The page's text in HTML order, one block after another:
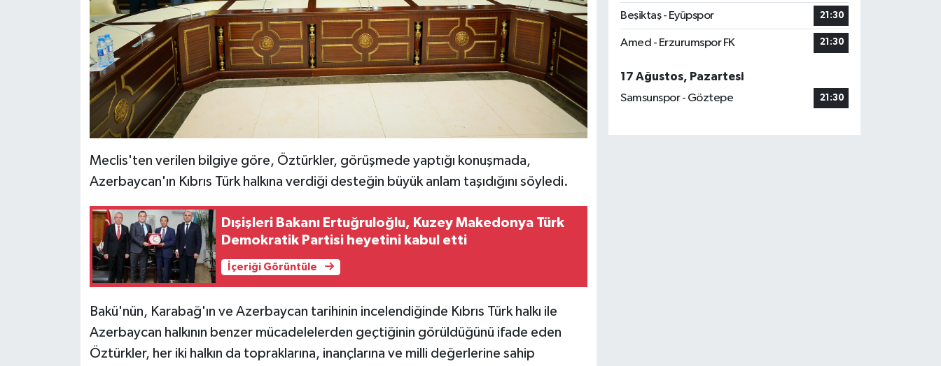
Meclis'ten verilen bilgiye göre, Öztürkler, görüşmede yaptığı konuşmada,
Azerbaycan'ın Kıbrıs Türk halkına verdiği desteğin büyük anlam taşıdığını söyledi.
Dışişleri Bakanı Ertuğruloğlu, Kuzey Makedonya Türk
Demokratik Partisi heyetini kabul etti
İçeriği Görüntüle
Bakü'nün, Karabağ'ın ve Azerbaycan tarihinin incelendiğinde Kıbrıs Türk halkı ile
Azerbaycan halkının benzer mücadelelerden geçtiğinin görüldüğünü ifade eden
Öztürkler, her iki halkın da topraklarına, inançlarına ve milli değerlerine sahip
Beşiktaş - Eyüpspor 21:30
Amed - Erzurumspor FK 21:30
17 Ağustos, Pazartesi
Samsunspor - Göztepe
21:30